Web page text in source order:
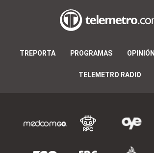
TREPORTA PROGRAMAS OPINIÓN
TELEMETRO RADIO